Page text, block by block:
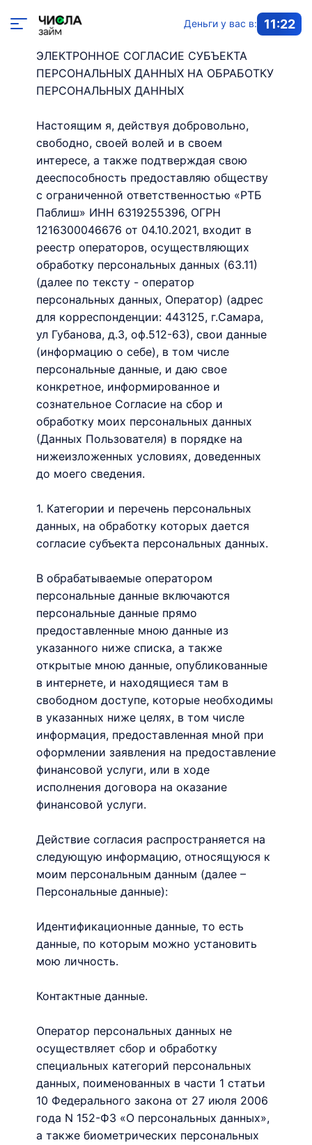
Деньги у вас в: 11:22
ЭЛЕКТРОННОЕ СОГЛАСИЕ СУБЪЕКТА
ПЕРСОНАЛЬНЫХ ДАННЫХ НА ОБРАБОТКУ
ПЕРСОНАЛЬНЫХ ДАННЫХ
Настоящим я, действуя добровольно,
свободно, своей волей и в своем
интересе, а также подтверждая свою
дееспособность предоставляю обществу
с ограниченной ответственностью «РТБ
Паблиш» ИНН 6319255396, ОГРН
1216300046676 от 04.10.2021, входит в
реестр операторов, осуществляющих
обработку персональных данных (63.11)
(далее по тексту - оператор
персональных данных, Оператор) (адрес
для корреспонденции: 443125, г.Самара,
ул Губанова, д.3, оф.512-63), свои данные
(информацию о себе), в том числе
персональные данные, и даю свое
конкретное, информированное и
сознательное Согласие на сбор и
обработку моих персональных данных
(Данных Пользователя) в порядке на
нижеизложенных условиях, доведенных
до моего сведения.
1. Категории и перечень персональных
данных, на обработку которых дается
согласие субъекта персональных данных.
В обрабатываемые оператором
персональные данные включаются
персональные данные прямо
предоставленные мною данные из
указанного ниже списка, а также
открытые мною данные, опубликованные
в интернете, и находящиеся там в
свободном доступе, которые необходимы
в указанных ниже целях, в том числе
информация, предоставленная мной при
оформлении заявления на предоставление
финансовой услуги, или в ходе
исполнения договора на оказание
финансовой услуги.
Действие согласия распространяется на
следующую информацию, относящуюся к
моим персональным данным (далее –
Персональные данные):
Идентификационные данные, то есть
данные, по которым можно установить
мою личность.
Контактные данные.
Оператор персональных данных не
осуществляет сбор и обработку
специальных категорий персональных
данных, поименованных в части 1 статьи
10 Федерального закона от 27 июля 2006
года N 152-ФЗ «О персональных данных»,
а также биометрических персональных